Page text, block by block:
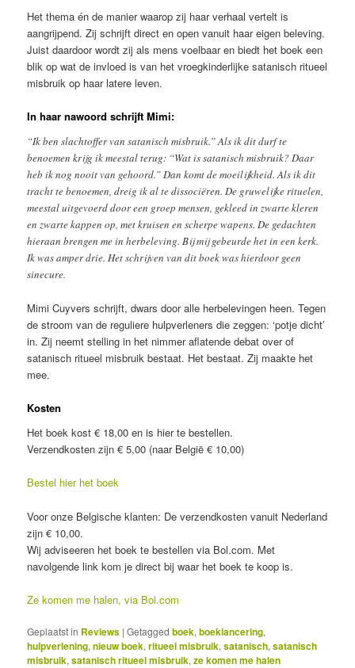
Het thema én de manier waarop zij haar verhaal vertelt is
aangrijpend. Zij schrijft direct en open vanuit haar eigen beleving.
Juist daardoor wordt zij als mens voelbaar en biedt het boek een
blik op wat de invloed is van het vroegkinderlijke satanisch ritueel
misbruik op haar latere leven.
In haar nawoord schrijft Mimi:
“Ik ben slachtoffer van satanisch misbruik.” Als ik dit durf te
benoemen krijg ik meestal terug: “Wat is satanisch misbruik? Daar
heb ik nog nooit van gehoord.” Dan komt de moeilijkheid. Als ik dit
tracht te benoemen, dreig ik al te dissociëren. De gruwelijke rituelen,
meestal uitgevoerd door een groep mensen, gekleed in zwarte kleren
en zwarte kappen op, met kruisen en scherpe wapens. De gedachten
hieraan brengen me in herbeleving. Bij mij gebeurde het in een kerk.
Ik was amper drie. Het schrijven van dit boek was hierdoor geen
sinecure.
Mimi Cuyvers schrijft, dwars door alle herbelevingen heen. Tegen
de stroom van de reguliere hulpverleners die zeggen: ‘potje dicht’
in. Zij neemt stelling in het nimmer aflatende debat over of
satanisch ritueel misbruik bestaat. Het bestaat. Zij maakte het
mee.
Kosten
Het boek kost € 18,00 en is hier te bestellen.
Verzendkosten zijn € 5,00 (naar België € 10,00)
Bestel hier het boek
Voor onze Belgische klanten: De verzendkosten vanuit Nederland
zijn € 10,00.
Wij adviseeren het boek te bestellen via Bol.com. Met
navolgende link kom je direct bij waar het boek te koop is.
Ze komen me halen, via Bol.com
Geplaatst in Reviews |Getagged boek,boeklancering,
hulpverlening,nieuw boek,ritueel misbruik,satanisch,satanisch
misbruik,satanisch ritueel misbruik,ze komen me halen